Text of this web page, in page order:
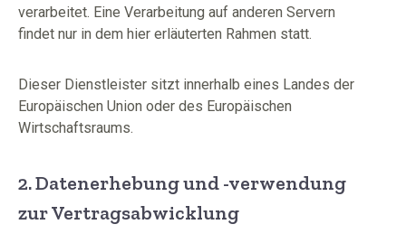
verarbeitet. Eine Verarbeitung auf anderen Servern
findet nur in dem hier erläuterten Rahmen statt.
Dieser Dienstleister sitzt innerhalb eines Landes der
Europäischen Union oder des Europäischen
Wirtschaftsraums.
2. Datenerhebung und -verwendung
zur Vertragsabwicklung